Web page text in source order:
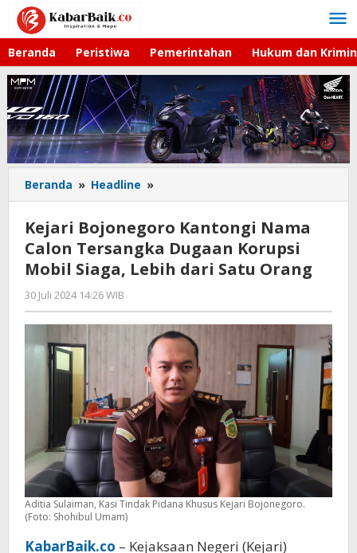
Lewati
konten
Beranda Peristiwa Pemerintahan Hukum dan
Beranda » Headline »
Bojonegoro
Nama
Calon
Tersangka
Siaga,
Lebih
dari
Satu
Orang
Kejari Bojonegoro Kantongi Nama
Calon Tersangka Dugaan Korupsi
Mobil Siaga, Lebih dari Satu Orang
30 Juli 2024 14:26 WIB
Andika
DP
Aditia Sulaiman, Kasi Tindak Pidana Khusus Kejari Bojonegoro.
(Foto: Shohibul Umam)
KabarBaik.co – Kejaksaan Negeri (Kejari)